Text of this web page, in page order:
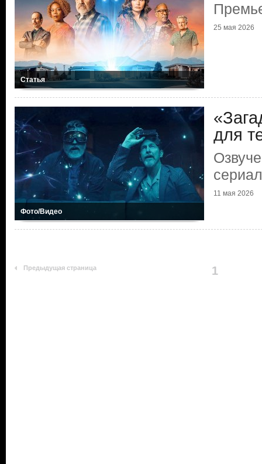
Статья
25 мая 2026
Фото/Видео
для
11 мая 2026
Предыдущая страница 1